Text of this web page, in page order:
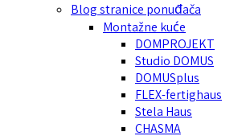
Blog stranice ponuđača
Montažne kuće
DOMPROJEKT
Studio DOMUS
DOMUSplus
FLEX-fertighaus
Stela Haus
CHASMA